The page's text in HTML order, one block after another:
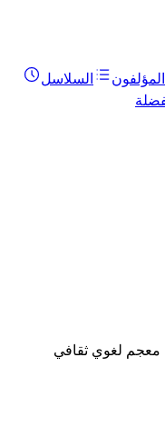
المؤلفون
السلاسل
معجم لغوي ثقافي